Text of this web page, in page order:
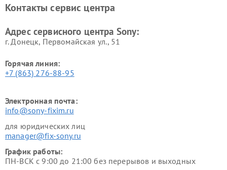
Контакты сервис центра
Адрес сервисного центра Sony:
г. Донецк, Первомайская ул., 51
Горячая линия:
+7 (863) 276-88-95
Электронная почта:
info@sony-fixim.ru
для юридических лиц
manager@fix-sony.ru
График работы:
ПН-ВСК с 9:00 до 21:00 без перерывов и выходных